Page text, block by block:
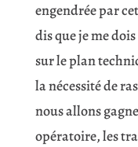
engendrée par
dis que je me
sur le plan
la nécessité de
nous allons
opératoire, les